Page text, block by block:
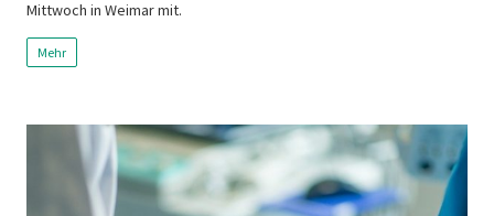
Mittwoch in Weimar mit.
Mehr